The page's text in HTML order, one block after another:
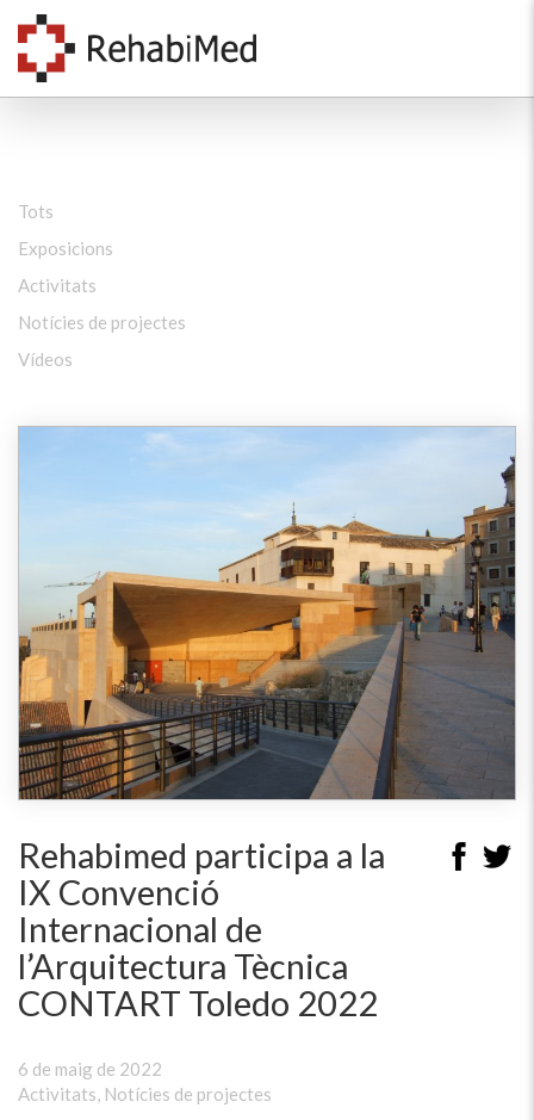
Tots
Exposicions
Activitats
Notícies de projectes
Vídeos
Rehabimed participa a la
IX Convenció
Internacional de
l’Arquitectura Tècnica
CONTART Toledo 2022
6 de maig de 2022
Activitats, Notícies de projectes